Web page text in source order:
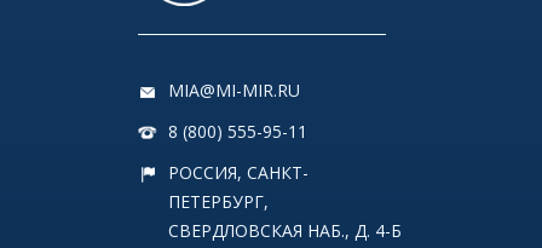
MIA@MI-MIR.RU
8 (800) 555-95-11
РОССИЯ, САНКТ-
ПЕТЕРБУРГ,
СВЕРДЛОВСКАЯ НАБ., Д. 4-Б